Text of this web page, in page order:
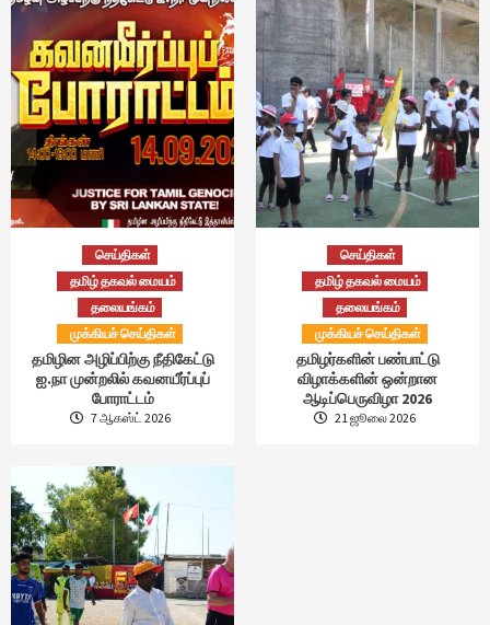
செய்திகள்
தமிழ் தகவல் மையம்
தலையங்கம்
முக்கியச் செய்திகள்
தமிழின அழிப்பிற்கு நீதிகேட்டு
ஐ.நா முன்றலில் கவனயீர்ப்புப்
போராட்டம்
7 ஆகஸ்ட் 2026
செய்திகள்
தமிழ் தகவல் மையம்
தலையங்கம்
முக்கியச் செய்திகள்
தமிழர்களின் பண்பாட்டு
விழாக்களின் ஒன்றான
ஆடிப்பெருவிழா 2026
21 ஜூலை 2026